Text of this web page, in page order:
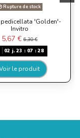
Rupture de stock
pedicellata 'Golden'-
Invitro
5,67 € 6,30 €
02 j. 23 : 07 :28
le produit